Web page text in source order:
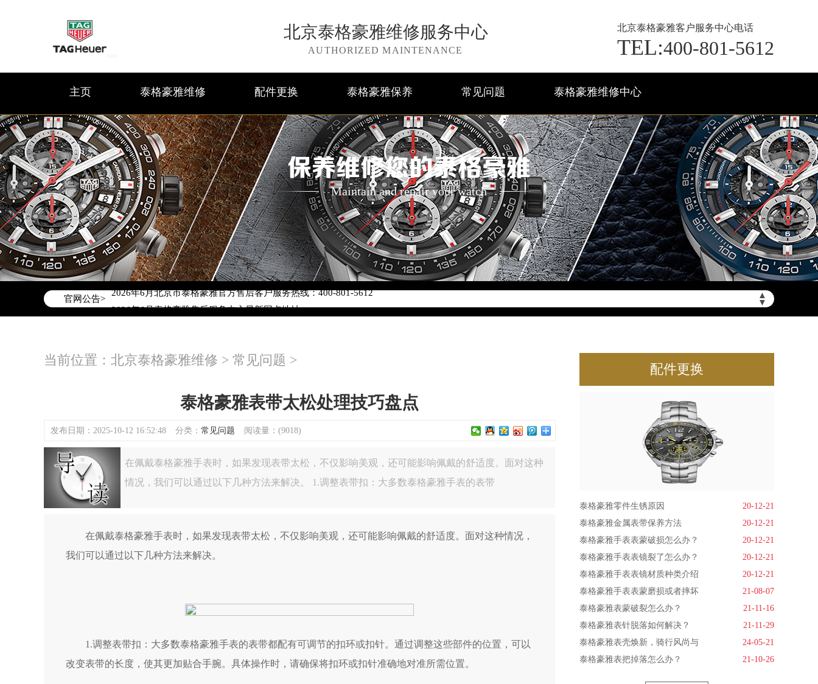
北京泰格豪雅维修服务中心
AUTHORIZED MAINTENANCE
北京泰格豪雅客户服务中心电话
TEL:400-801-5612
主页 泰格豪雅维修 配件更换 泰格豪雅保养 常见问题 泰格豪雅维修中心
保养维修您的泰格豪雅
Maintain and repair your watch
官网公告> ▲
▼
2026年6月泰格豪雅北京市售后服务网络优化升级公告
2026年6月北京市泰格豪雅官方售后客户服务热线：400-801-5612
2026年6月泰格豪雅售后服务中心最新网点地址：
北京市朝阳区建国门外大街甲6号华熙国际中心D座11层1102室泰格豪雅售后服务中心（需提前预约）
节假日正常营业！
当前位置： 北京泰格豪雅维修 > 常见问题 >
泰格豪雅表带太松处理技巧盘点
发布日期：2025-10-12 16:52:48 分类： 常见问题 阅读量：(9018)
在佩戴泰格豪雅手表时，如果发现表带太松，不仅影响美观，还可能影响佩戴的舒适度。面对这种
情况，我们可以通过以下几种方法来解决。 1.调整表带扣：大多数泰格豪雅手表的表带
在佩戴泰格豪雅手表时，如果发现表带太松，不仅影响美观，还可能影响佩戴的舒适度。面对这种情况，
我们可以通过以下几种方法来解决。
1.调整表带扣：大多数泰格豪雅手表的表带都配有可调节的扣环或扣针。通过调整这些部件的位置，可以
改变表带的长度，使其更加贴合手腕。具体操作时，请确保将扣环或扣针准确地对准所需位置。
配件更换
泰格豪雅零件生锈原因
20-12-21
泰格豪雅金属表带保养方法
20-12-21
泰格豪雅手表表蒙破损怎么办？
20-12-21
泰格豪雅手表表镜裂了怎么办？
20-12-21
泰格豪雅手表表镜材质种类介绍
20-12-21
泰格豪雅手表表蒙磨损或者摔坏
21-08-07
泰格豪雅表蒙破裂怎么办？
21-11-16
泰格豪雅表针脱落如何解决？
21-11-29
泰格豪雅表壳焕新，骑行风尚与
24-05-21
泰格豪雅表把掉落怎么办？
21-10-26